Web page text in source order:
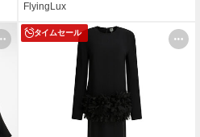
FlyingLux
タイムセール